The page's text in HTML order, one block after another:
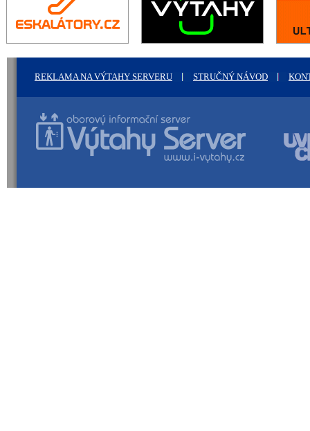
REKLAMA NA VÝTAHY SERVERU STRUČNÝ NÁVOD